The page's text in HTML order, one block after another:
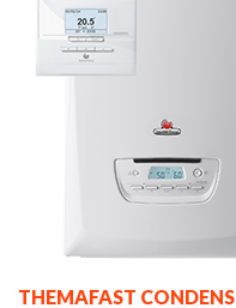
THEMAFAST CONDENS